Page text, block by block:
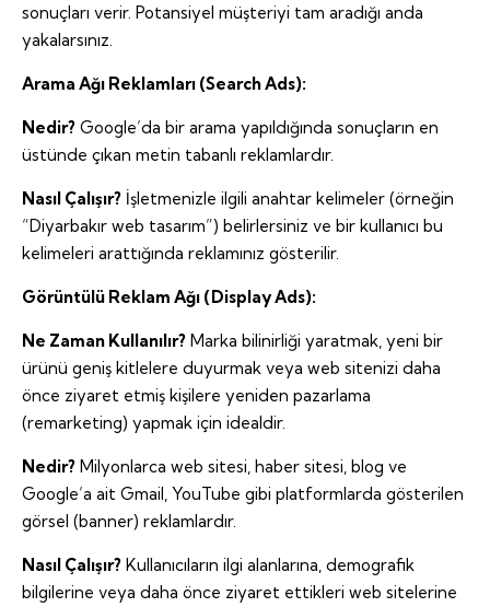
sonuçları verir. Potansiyel müşteriyi tam aradığı anda
yakalarsınız.
Arama Ağı Reklamları (Search Ads):
Nedir? Google’da bir arama yapıldığında sonuçların en
üstünde çıkan metin tabanlı reklamlardır.
Nasıl Çalışır? İşletmenizle ilgili anahtar kelimeler (örneğin
“Diyarbakır web tasarım”) belirlersiniz ve bir kullanıcı bu
kelimeleri arattığında reklamınız gösterilir.
Görüntülü Reklam Ağı (Display Ads):
Ne Zaman Kullanılır? Marka bilinirliği yaratmak, yeni bir
ürünü geniş kitlelere duyurmak veya web sitenizi daha
önce ziyaret etmiş kişilere yeniden pazarlama
(remarketing) yapmak için idealdir.
Nedir? Milyonlarca web sitesi, haber sitesi, blog ve
Google’a ait Gmail, YouTube gibi platformlarda gösterilen
görsel (banner) reklamlardır.
Nasıl Çalışır? Kullanıcıların ilgi alanlarına, demografik
bilgilerine veya daha önce ziyaret ettikleri web sitelerine